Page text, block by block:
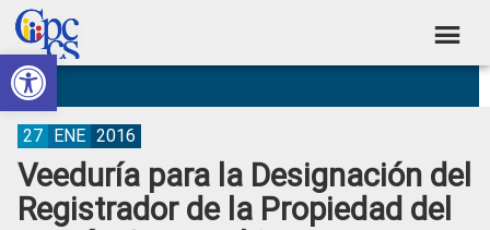
Abrir barra de herramientas
Skip
to
primary
navigation
Skip
to
main
content
Skip
to
primary
sidebar
Skip
to
footer
Consejo
de
Participación
Ciudadana
Construyendo
Poder
Ciudadano
Veeduría para la Designación del
Registrador de la Propiedad del
27 ENE 2016